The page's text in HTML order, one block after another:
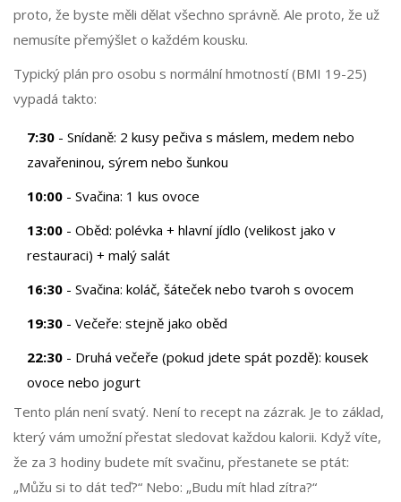
proto, že byste měli dělat všechno správně. Ale proto, že už
nemusíte přemýšlet o každém kousku.
Typický plán pro osobu s normální hmotností (BMI 19-25)
vypadá takto:
7:30 - Snídaně: 2 kusy pečiva s máslem, medem nebo
zavařeninou, sýrem nebo šunkou
10:00 - Svačina: 1 kus ovoce
13:00 - Oběd: polévka + hlavní jídlo (velikost jako v
restauraci) + malý salát
16:30 - Svačina: koláč, šáteček nebo tvaroh s ovocem
19:30 - Večeře: stejně jako oběd
22:30 - Druhá večeře (pokud jdete spát pozdě): kousek
ovoce nebo jogurt
Tento plán není svatý. Není to recept na zázrak. Je to základ,
který vám umožní přestat sledovat každou kalorii. Když víte,
že za 3 hodiny budete mít svačinu, přestanete se ptát:
„Můžu si to dát teď?“ Nebo: „Budu mít hlad zítra?“